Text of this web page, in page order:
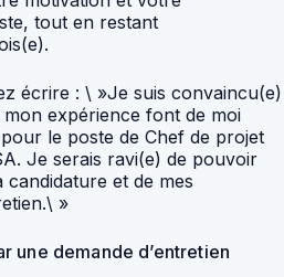
tout en restant
écrire : \ »Je suis convaincu(e)
expérience font de moi
le poste de Chef de projet
Je serais ravi(e) de pouvoir
et de mes
»
une demande d’entretien